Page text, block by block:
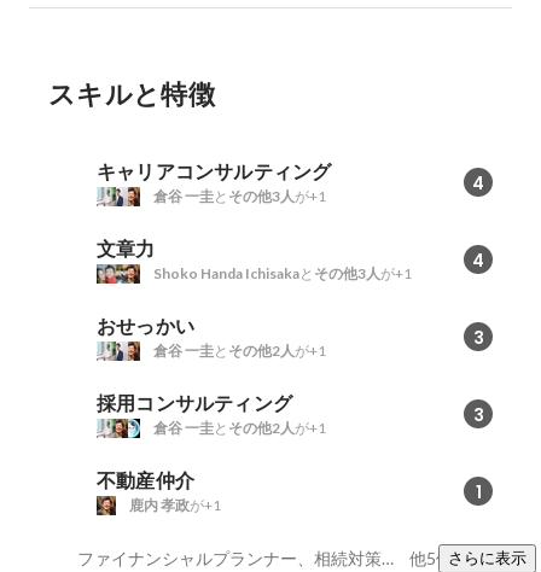
スキルと特徴
キャリアコンサルティング 4
倉谷 一圭と その他3人が+1
文章力 4
Shoko Handa Ichisakaと その他3人が+1
おせっかい 3
倉谷 一圭と その他2人が+1
採用コンサルティング 3
倉谷 一圭と その他2人が+1
不動産仲介 1
鹿内 孝政が+1
ファイナンシャルプランナー、相続対策、婚活コンサルティング 他5件さらに表示